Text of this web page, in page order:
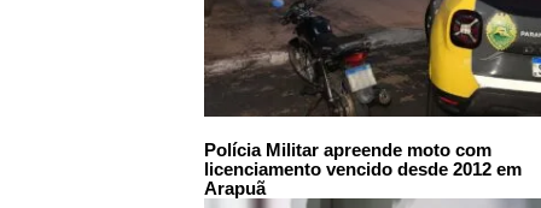
Polícia Militar apreende moto com
licenciamento vencido desde 2012 em
Arapuã